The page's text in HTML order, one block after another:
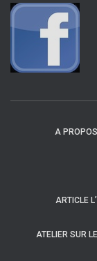
A
ARTICLE
ATELIER SUR